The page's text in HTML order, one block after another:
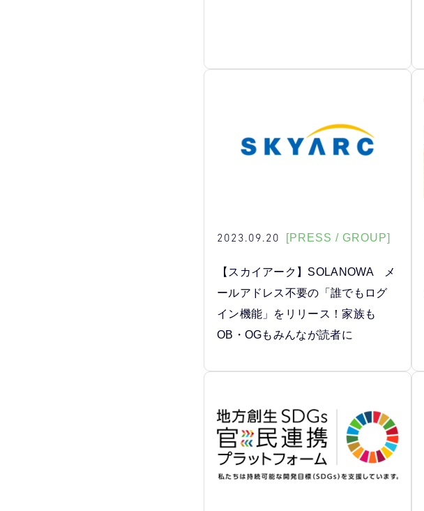
2023.09.20 [PRESS / GROUP]
【スカイアーク】SOLANOWA メ
ールアドレス不要の「誰でもログ
イン機能」をリリース！家族も
OB・OGもみんなが読者に